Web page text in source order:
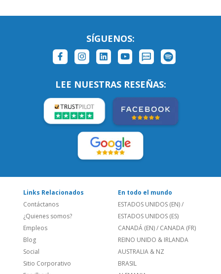
SÍGUENOS:
LEE NUESTRAS RESEÑAS:
Links Relacionados
Contáctanos
¿Quienes somos?
Empleos
Blog
Social
En todo el mundo
ESTADOS UNIDOS (EN)
ESTADOS UNIDOS (ES)
CANADÁ (EN)/CANADA (FR)
REINO UNIDO & IRLANDA
AUSTRALIA & NZ